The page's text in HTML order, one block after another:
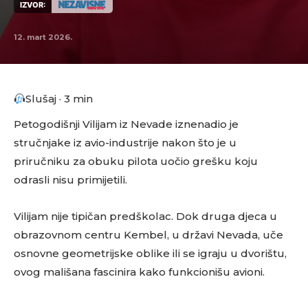
IZVOR:
12. mart 2026.
Slušaj · 3 min
Petogodišnji Vilijam iz Nevade iznenadio je
stručnjake iz avio-industrije nakon što je u
priručniku za obuku pilota uočio grešku koju
odrasli nisu primijetili.
Vilijam nije tipičan predškolac. Dok druga djeca u
obrazovnom centru Kembel, u državi Nevada, uče
osnovne geometrijske oblike ili se igraju u dvorištu,
ovog mališana fascinira kako funkcionišu avioni.